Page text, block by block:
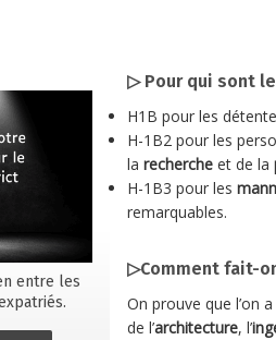
▷
entre les
Pour qui sont
H1B pour les
H-1B2 pour les
la rechercheet de la
H-1B3 pour les
remarquables.
▷Comment fait-
On prouve que l’on
de l’architecture, l’